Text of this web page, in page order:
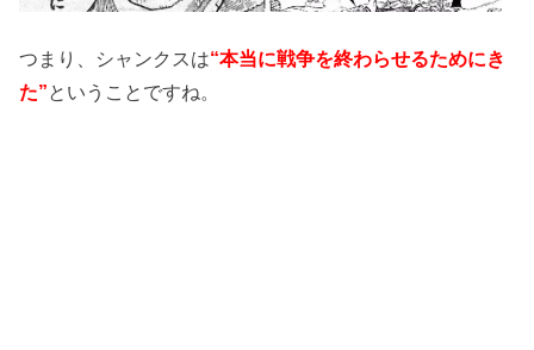
つまり、シャンクスは“本当に戦争を終わらせるためにき
た”ということですね。